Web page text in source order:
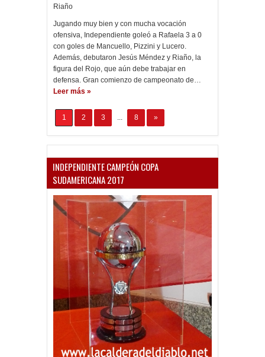
Riaño
Jugando muy bien y con mucha vocación
ofensiva, Independiente goleó a Rafaela 3 a 0
con goles de Mancuello, Pizzini y Lucero.
Además, debutaron Jesús Méndez y Riaño, la
figura del Rojo, que aún debe trabajar en
defensa. Gran comienzo de campeonato de…
Leer más »
1 2 3 ... 8 »
INDEPENDIENTE CAMPEÓN COPA
SUDAMERICANA 2017